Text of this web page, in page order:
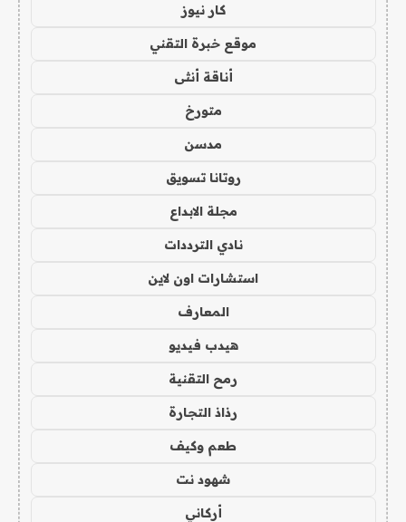
كار نيوز
موقع خبرة التقني
أناقة أنثى
متورخ
مدسن
روتانا تسويق
مجلة الابداع
نادي الترددات
استشارات اون لاين
المعارف
هيدب فيديو
رمح التقنية
رذاذ التجارة
طعم وكيف
شهود نت
أركاني